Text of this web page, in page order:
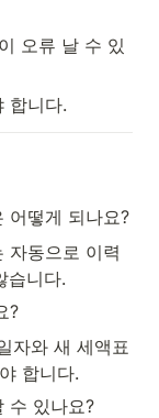
오류 날 수 있
합니다.
어떻게 되나요?
자동으로 이력
습니다.
?
자와 새 세액표
합니다.
수 있나요?